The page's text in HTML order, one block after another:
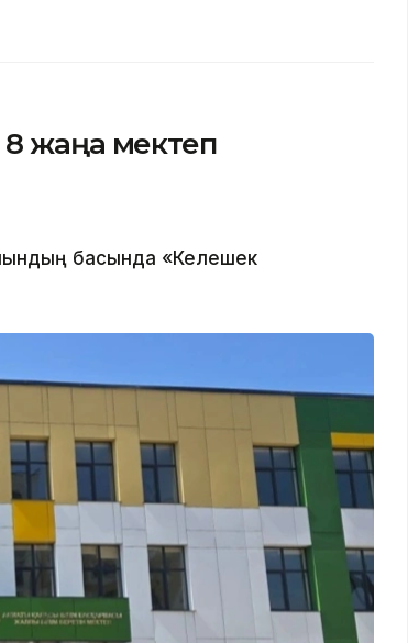
жаңа мектеп
басында «Келешек